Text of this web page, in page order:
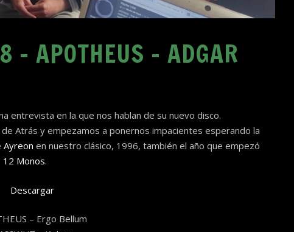
– APOTHEUS – ADGAR
entrevista en la que nos hablan de su nuevo disco.
Atrás y empezamos a ponernos impacientes esperando la
Ayreon en nuestro clásico, 1996, también el año que empezó
12 Monos.
Descargar
– Ergo Bellum